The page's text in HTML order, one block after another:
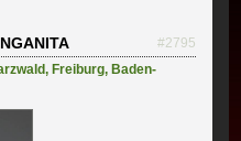
#2795
, Freiburg, Baden-